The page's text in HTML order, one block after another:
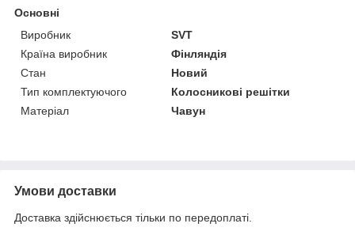
Основні
Виробник
SVT
Країна виробник
Фінляндія
Стан
Новий
Тип комплектуючого
Колосникові решітки
Матеріал
Чавун
Умови доставки
Доставка здійснюється тільки по передоплаті.